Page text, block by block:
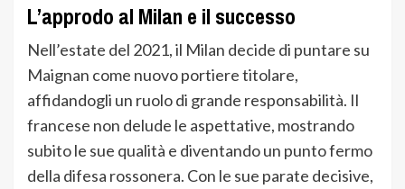
L’approdo al Milan e il successo
Nell’estate del 2021, il Milan decide di puntare su
Maignan come nuovo portiere titolare,
affidandogli un ruolo di grande responsabilità. Il
francese non delude le aspettative, mostrando
subito le sue qualità e diventando un punto fermo
della difesa rossonera. Con le sue parate decisive,